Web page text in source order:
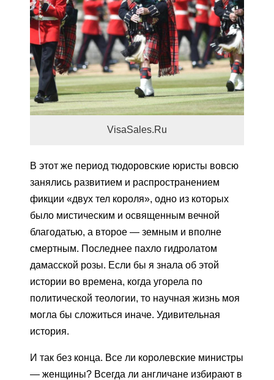
VisaSales.Ru
В этот же период тюдоровские юристы вовсю
занялись развитием и распространением
фикции «двух тел короля», одно из которых
было мистическим и освященным вечной
благодатью, а второе — земным и вполне
смертным. Последнее пахло гидролатом
дамасской розы. Если бы я знала об этой
истории во времена, когда угорела по
политической теологии, то научная жизнь моя
могла бы сложиться иначе. Удивительная
история.
И так без конца. Все ли королевские министры
— женщины? Всегда ли англичане избирают в